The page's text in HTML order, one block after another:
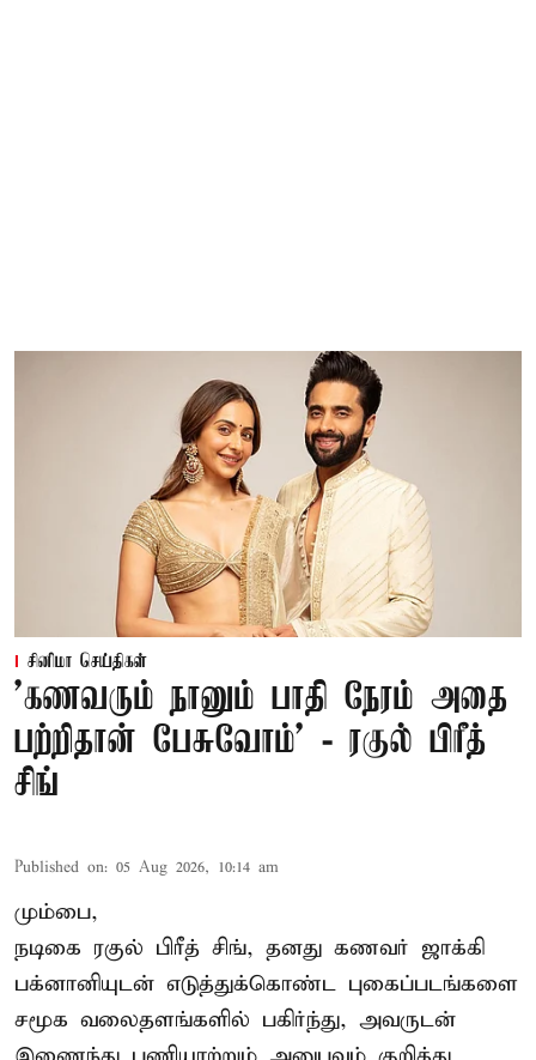
சினிமா செய்திகள்
’கணவரும் நானும் பாதி நேரம் அதை
பற்றிதான் பேசுவோம்’ - ரகுல் பிரீத்
சிங்
Published on: 05 Aug 2026, 10:14 am
மும்பை,
நடிகை ரகுல் பிரீத் சிங், தனது கணவர் ஜாக்கி
பக்னானியுடன் எடுத்துக்கொண்ட புகைப்படங்களை
சமூக வலைதளங்களில் பகிர்ந்து, அவருடன்